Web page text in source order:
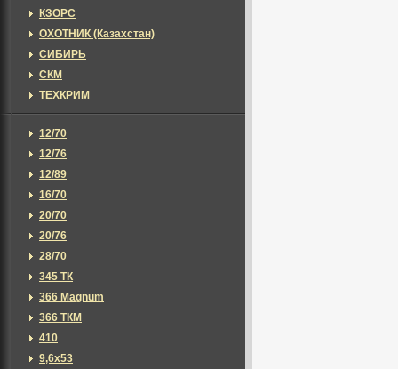
КЗОРС
ОХОТНИК (Казахстан)
СИБИРЬ
СКМ
ТЕХКРИМ
12/70
12/76
12/89
16/70
20/70
20/76
28/70
345 ТК
366 Magnum
366 ТКМ
410
9,6х53